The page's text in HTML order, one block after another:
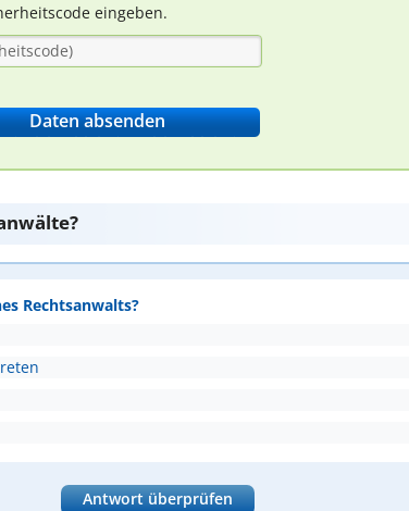
eingeben.
Rechtsanwalts?
Antwort überprüfen